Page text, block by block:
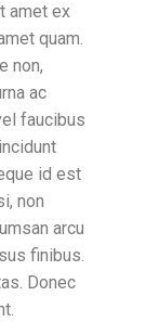
amet ex
quam.
non,
ac
faucibus
id est
non
arcu
finibus.
Donec